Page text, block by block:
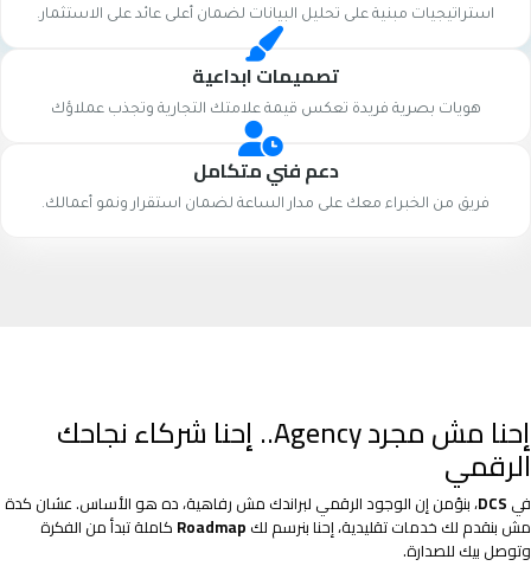
استراتيجيات مبنية على تحليل البيانات لضمان أعلى عائد على الاستثمار.
تصميمات ابداعية
هويات بصرية فريدة تعكس قيمة علامتك التجارية وتجذب عملاؤك
دعم فني متكامل
فريق من الخبراء معك على مدار الساعة لضمان استقرار ونمو أعمالك.
إحنا مش مجرد Agency.. إحنا شركاء نجاحك
الرقمي
في DCS، بنؤمن إن الوجود الرقمي لبراندك مش رفاهية، ده هو الأساس. عشان كدة
مش بنقدم لك خدمات تقليدية، إحنا بنرسم لك Roadmap كاملة تبدأ من الفكرة
وتوصل بيك للصدارة.